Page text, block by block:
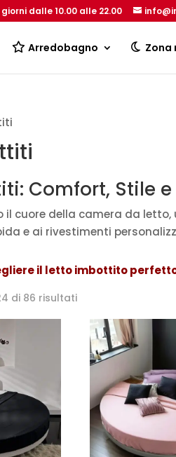
dalle 10.00 alle 22.00
Arredobagno Zona
Comfort, Stile e
cuore della camera da
e ai rivestimenti
il letto imbottito
di 86 risultatiPopolarità